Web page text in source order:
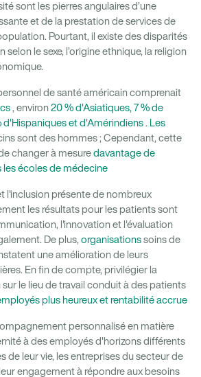
sont les pierres angulaires d’une
et de la prestation de services de
Pourtant, il existe des disparités
selon le sexe, l’origine ethnique, la religion
de santé américain comprenait
, environ20 % d'Asiatiques, 7 % de
d'Hispaniques et d'Amérindiens. Les
sont des hommes ; Cependant, cette
changer à mesuredavantage de
écoles de médecine
l'inclusion présente de nombreux
les résultats pour les patients sont
l'innovation et l'évaluation
De plus, organisationssoins de
une amélioration de leurs
En fin de compte, privilégier la
le lieu de travail conduit à des patients
plus heureux etrentabilité accrue
personnalisé en matière
à des employés d'horizons différents
de leur vie, les entreprises du secteur de
engagement à répondre aux besoins